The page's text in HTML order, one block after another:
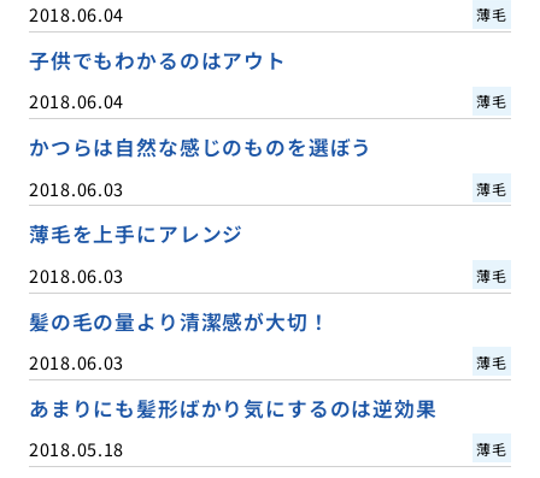
2018.06.04 薄毛
子供でもわかるのはアウト
2018.06.04 薄毛
かつらは自然な感じのものを選ぼう
2018.06.03 薄毛
薄毛を上手にアレンジ
2018.06.03 薄毛
髪の毛の量より清潔感が大切！
2018.06.03 薄毛
あまりにも髪形ばかり気にするのは逆効果
2018.05.18 薄毛